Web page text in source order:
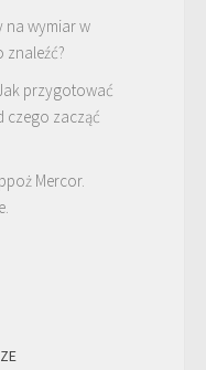
na wymiar w
znaleźć?
przygotować
czego zacząć
Mercor.